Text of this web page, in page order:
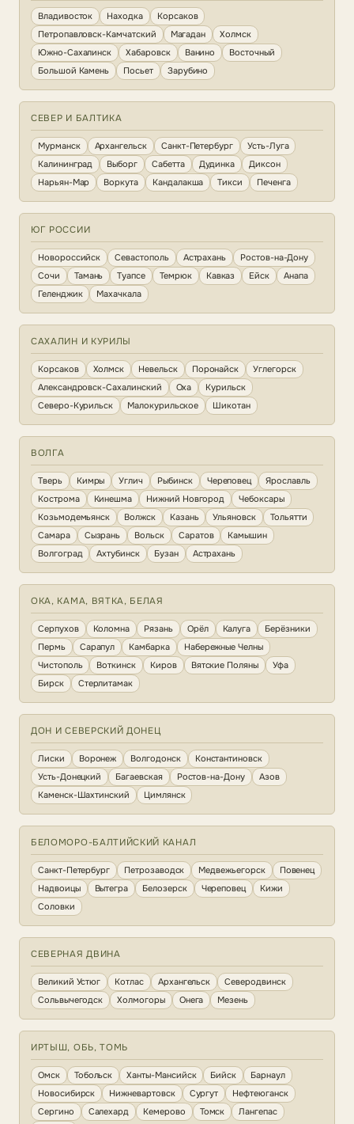
Владивосток Находка
Корсаков
Петропавловск-Камчатский
Магадан
Холмск
Южно-Сахалинск
Хабаровск Ванино
Восточный
Большой Камень
Посьет Зарубино
СЕВЕР И БАЛТИКА
Мурманск Архангельск Санкт-Петербург
Усть-Луга
Калининград
Выборг Сабетта Дудинка
Диксон
Нарьян-Мар
Воркута Кандалакша Тикси Печенга
ЮГ РОССИИ
Новороссийск Севастополь Астрахань
Ростов-на-Дону
Сочи
Тамань Туапсе Темрюк Кавказ Ейск
Анапа
Геленджик
Махачкала
САХАЛИН И КУРИЛЫ
Корсаков Холмск Невельск Поронайск
Углегорск
Александровск-Сахалинский
Оха
Курильск
Северо-Курильск
Малокурильское Шикотан
ВОЛГА
Тверь Кимры Углич Рыбинск Череповец
Ярославль
Кострома
Кинешма Нижний Новгород
Чебоксары
Козьмодемьянск
Волжск Казань Ульяновск
Тольятти
Самара
Сызрань Вольск Саратов
Камышин
Волгоград
Ахтубинск Бузан Астрахань
ОКА, КАМА, ВЯТКА, БЕЛАЯ
Серпухов Коломна Рязань Орёл Калуга
Берёзники
Пермь
Сарапул Камбарка
Набережные Челны
Чистополь
Воткинск Киров Вятские Поляны
Уфа
Бирск
Стерлитамак
ДОН И СЕВЕРСКИЙ ДОНЕЦ
Лиски Воронеж Волгодонск
Константиновск
Усть-Донецкий
Багаевская Ростов-на-Дону
Азов
Каменск-Шахтинский
Цимлянск
БЕЛОМОРО-БАЛТИЙСКИЙ КАНАЛ
Санкт-Петербург Петрозаводск Медвежьегорск
Повенец
Надвоицы
Вытегра Белозерск Череповец
Кижи
Соловки
СЕВЕРНАЯ ДВИНА
Великий Устюг Котлас Архангельск
Северодвинск
Сольвычегодск
Холмогоры Онега Мезень
ИРТЫШ, ОБЬ, ТОМЬ
Омск Тобольск Ханты-Мансийск Бийск
Барнаул
Новосибирск
Нижневартовск Сургут
Нефтеюганск
Сергино
Салехард Кемерово Томск
Лангепас